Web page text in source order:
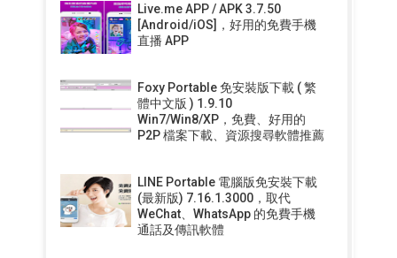
Live.me APP / APK 3.7.50
[Android/iOS]，好用的免費手機
直播 APP
Foxy Portable 免安裝版下載 ( 繁
體中文版 ) 1.9.10
Win7/Win8/XP，免費、好用的
P2P 檔案下載、資源搜尋軟體推薦
LINE Portable 電腦版免安裝下載
(最新版) 7.16.1.3000，取代
WeChat、WhatsApp 的免費手機
通話及傳訊軟體